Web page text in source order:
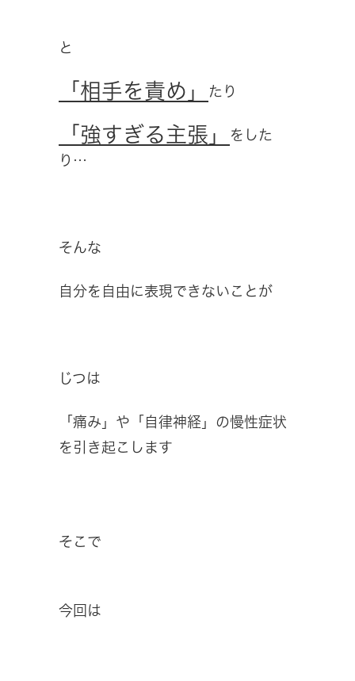
と
「相手を責め」 たり
「強すぎる主張」
をした
り…
そんな
自分を自由に表現できないことが
じつは
「痛み」や「自律神経」の慢性症状
を引き起こします
そこで
今回は